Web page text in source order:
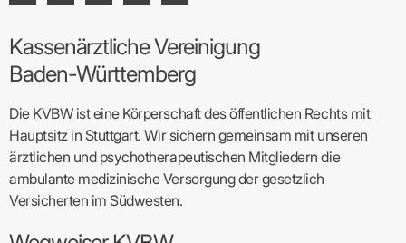
Kassenärztliche Vereinigung
Baden-Württemberg
Die KVBW ist eine Körperschaft des öffentlichen Rechts mit
Hauptsitz in Stuttgart. Wir sichern gemeinsam mit unseren
ärztlichen und psychotherapeutischen Mitgliedern die
ambulante medizinische Versorgung der gesetzlich
Versicherten im Südwesten.